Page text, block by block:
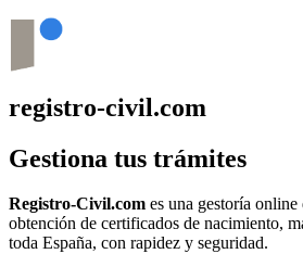
registro-civil.com
Gestiona tus trámites
Registro-Civil.com es una gestoría
obtención de certificados de nacimiento,
toda España, con rapidez y seguridad.